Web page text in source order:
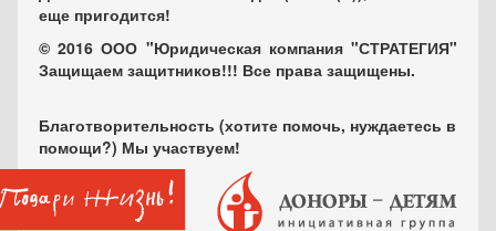
еще пригодится!
© 2016 ООО "Юридическая компания "СТРАТЕГИЯ"
Защищаем защитников!!! Все права защищены.
Благотворительность (хотите помочь, нуждаетесь в
помощи?) Мы участвуем!